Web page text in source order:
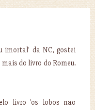
imortal' da NC, gostei
do livro do Romeu.
livro 'os lobos nao